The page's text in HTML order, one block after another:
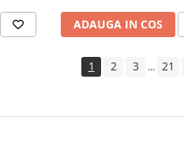
ADAUGA IN COS
1 2 3 ... 21